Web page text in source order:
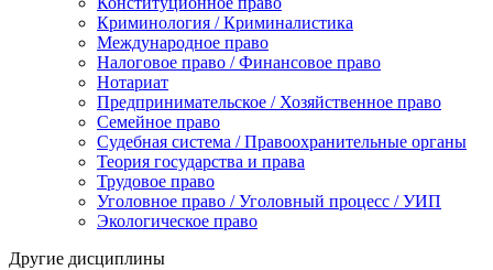
Криминология / Криминалистика
Международное право
Налоговое право / Финансовое право
Нотариат
Предпринимательское / Хозяйственное право
Семейное право
Судебная система / Правоохранительные органы
Теория государства и права
Трудовое право
Уголовное право / Уголовный процесс / УИП
Экологическое право
Другие дисциплины